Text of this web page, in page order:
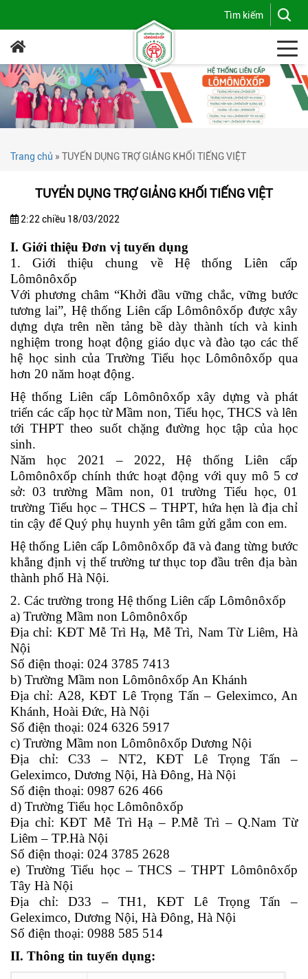
Trang chủ » TUYỂN DỤNG TRỢ GIẢNG KHỐI TIẾNG VIỆT
TUYỂN DỤNG TRỢ GIẢNG KHỐI TIẾNG VIỆT
2:22 chiều 18/03/2022
I. Giới thiệu Đơn vị tuyển dụng
1. Giới thiệu chung về Hệ thống Liên cấp
Lômônôxốp
Với phương châm “Khởi đầu vững chắc, vững bước
tương lai”, Hệ thống Liên cấp Lômônôxốp được xây
dựng dựa trên nền tảng bề dày thành tích và kinh
nghiệm trong hoạt động giáo dục và đào tạo các thế
hệ học sinh của Trường Tiểu học Lômônôxốp qua
hơn 20 năm hoạt động.
Hệ thống Liên cấp Lômônôxốp xây dựng và phát
triển các cấp học từ Mầm non, Tiểu học, THCS và lên
tới THPT theo suốt chặng đường học tập của học
sinh.
Năm học 2021 – 2022, Hệ thống Liên cấp
Lômônôxốp chính thức hoạt động với quy mô 5 cơ
sở: 03 trường Mầm non, 01 trường Tiểu học, 01
trường Tiểu học – THCS – THPT, hứa hẹn là địa chỉ
tin cậy để Quý phụ huynh yên tâm gửi gắm con em.
Hệ thống Liên cấp Lômônôxốp đã và đang từng bước
khẳng định vị thế trường tư thục top đầu trên địa bàn
thành phố Hà Nội.
2. Các trường trong Hệ thống Liên cấp Lômônôxốp
a) Trường Mầm non Lômônôxốp
Địa chỉ: KĐT Mễ Trì Hạ, Mễ Trì, Nam Từ Liêm, Hà
Nội
Số điện thoại: 024 3785 7413
b) Trường Mầm non Lômônôxốp An Khánh
Địa chỉ: A28, KĐT Lê Trọng Tấn – Geleximco, An
Khánh, Hoài Đức, Hà Nội
Số điện thoại: 024 6326 5917
c) Trường Mầm non Lômônôxốp Dương Nội
Địa chỉ: C33 – NT2, KĐT Lê Trọng Tấn –
Geleximco, Dương Nội, Hà Đông, Hà Nội
Số điện thoại: 0987 626 466
d) Trường Tiểu học Lômônôxốp
Địa chỉ: KĐT Mễ Trì Hạ – P.Mễ Trì – Q.Nam Từ
Liêm – TP.Hà Nội
Số điện thoại: 024 3785 2628
e) Trường Tiểu học – THCS – THPT Lômônôxốp
Tây Hà Nội
Địa chỉ: D33 – TH1, KĐT Lê Trọng Tấn –
Geleximco, Dương Nội, Hà Đông, Hà Nội
Số điện thoại: 0988 585 514
II. Thông tin tuyển dụng: